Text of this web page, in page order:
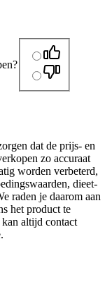
dat de prijs- en
zo accuraat
worden verbeterd,
dieet-
raden je daarom aan
het product te
altijd contact